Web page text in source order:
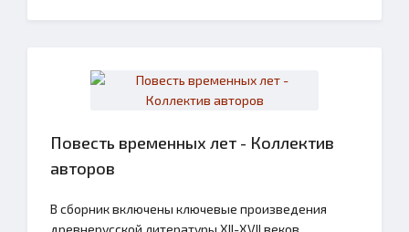
Повесть временных лет - Коллектив
авторов
В сборник включены ключевые произведения
древнерусской литературы XII-XVII веков,